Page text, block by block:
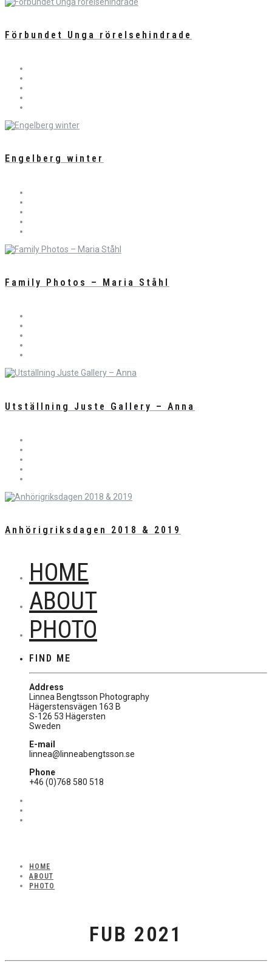
Förbundet Unga rörelsehindrade
Engelberg winter
Family Photos – Maria Ståhl
Utställning Juste Gallery – Anna
Anhörigriksdagen 2018 & 2019
HOME
ABOUT
PHOTO
FIND ME
Address
Linnea Bengtsson Photography
Hägerstensvägen 163 B
S-126 53 Hägersten
Sweden
E-mail
linnea@linneabengtsson.se
Phone
+46 (0)768 580 518
HOME
ABOUT
PHOTO
FUB 2021